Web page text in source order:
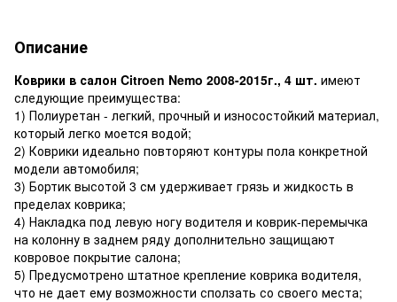
Описание
Коврики в салон Citroen Nemo 2008-2015г., 4 шт. имеют
следующие преимущества:
1) Полиуретан - легкий, прочный и износостойкий материал,
который легко моется водой;
2) Коврики идеально повторяют контуры пола конкретной
модели автомобиля;
3) Бортик высотой 3 см удерживает грязь и жидкость в
пределах коврика;
4) Накладка под левую ногу водителя и коврик-перемычка
на колонну в заднем ряду дополнительно защищают
ковровое покрытие салона;
5) Предусмотрено штатное крепление коврика водителя,
что не дает ему возможности сползать со своего места;